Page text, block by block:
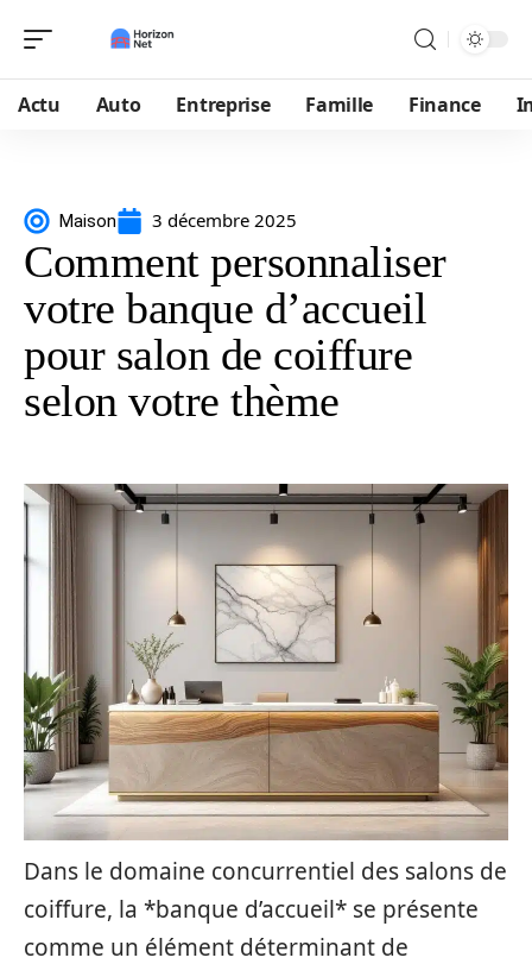
Actu Auto Entreprise Famille Finance
Maison 3 décembre 2025
Comment personnaliser
votre banque d’accueil
pour salon de coiffure
selon votre thème
Dans le domaine concurrentiel des salons de
coiffure, la *banque d’accueil* se présente
comme un élément déterminant de